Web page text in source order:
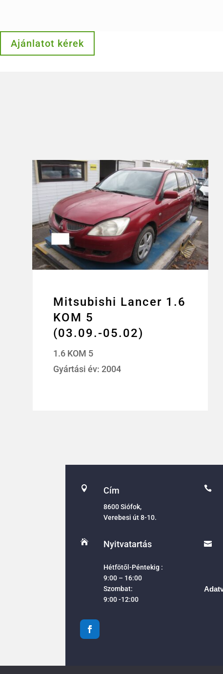
Ajánlatot kérek
Mitsubishi Lancer 1.6
KOM 5
(03.09.-05.02)
1.6 KOM 5
Gyártási év: 2004
 Cím
8600 Siófok,
Verebesi út 8-10.
 Nyitvatartás
Hétfötől-Péntekig :
9:00 – 16:00
Szombat:
9:00 -12:00

